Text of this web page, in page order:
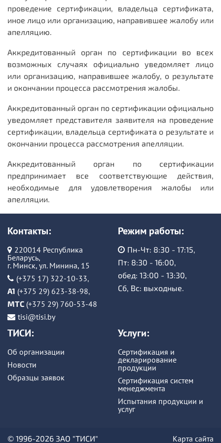
проведение сертификации, владельца сертификата,
иное лицо или организацию, направившее жалобу или
апелляцию.
Аккредитованный орган по сертификации во всех
возможных случаях официально уведомляет лицо
или организацию, направившее жалобу, о результате
и окончании процесса рассмотрения жалобы.
Аккредитованный орган по сертификации официально
уведомляет представителя заявителя на проведение
сертификации, владельца сертификата о результате и
окончании процесса рассмотрения апелляции.
Аккредитованный орган по сертификации
предпринимает все соответствующие действия,
необходимые для удовлетворения жалобы или
апелляции.
Контакты:
220014 Республика
Беларусь,
г. Минск, ул. Минина, 15
(+375 17) 322-10-33,
A1 (+375 29) 623-38-98,
MTC (+375 29) 760-53-48
tisi@tisi.by
Режим работы:
Пн-Чт: 8:30 - 17:15,
Пт: 8:30 - 16:00,
обед: 13:00 - 13:30,
Сб, Вс: выходные.
ТИСИ:
Об организации
Новости
Образцы заявок
Услуги:
Сертификация и
декларирование
продукции
Сертификация систем
менеджмента
Испытания продукции и
услуг
© 1996-2026 ЗАО "ТИСИ" Карта сайта